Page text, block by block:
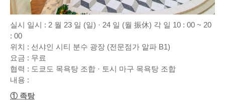
실시 일시 : 2 월 23 일 (일) · 24 일 (월 振休) 각 일 10 : 00 ~ 20
: 00
위치 : 선샤인 시티 분수 광장 (전문점가 알파 B1)
요금 : 무료
협력 : 도쿄도 목욕탕 조합 · 토시 마구 목욕탕 조합
내용 :
① 족탕